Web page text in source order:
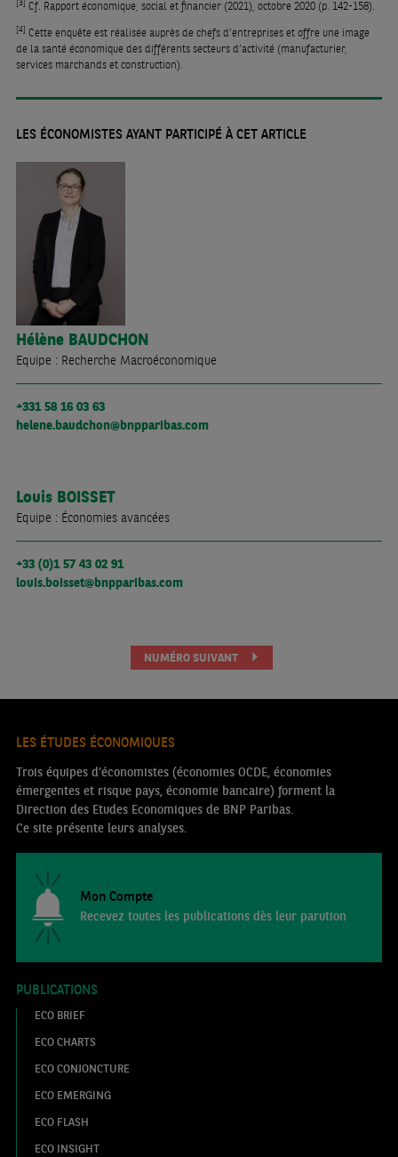
[3] Cf. Rapport économique, social et financier (2021), octobre 2020 (p. 142-158).
[4] Cette enquête est réalisée auprès de chefs d’entreprises et offre une image
de la santé économique des différents secteurs d’activité (manufacturier,
services marchands et construction).
LES ÉCONOMISTES AYANT PARTICIPÉ À CET ARTICLE
Hélène BAUDCHON
Equipe : Recherche Macroéconomique
+331 58 16 03 63
helene.baudchon@bnpparibas.com
Louis BOISSET
Equipe : Économies avancées
+33 (0)1 57 43 02 91
louis.boisset@bnpparibas.com
NUMÉRO SUIVANT
LES ÉTUDES ÉCONOMIQUES
Trois équipes d’économistes (économies OCDE, économies
émergentes et risque pays, économie bancaire) forment la
Direction des Etudes Economiques de BNP Paribas.
Ce site présente leurs analyses.
Mon Compte
Recevez toutes les publications dès leur parution
PUBLICATIONS
ECO BRIEF
ECO CHARTS
ECO CONJONCTURE
ECO EMERGING
ECO FLASH
ECO INSIGHT